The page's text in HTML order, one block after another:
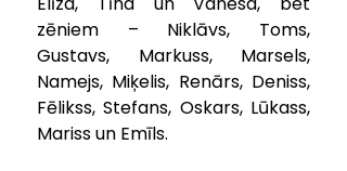
zēniem – Niklāvs, Toms,
Gustavs, Markuss, Marsels,
Namejs, Miķelis, Renārs, Deniss,
Fēlikss, Stefans, Oskars, Lūkass,
Mariss un Emīls.